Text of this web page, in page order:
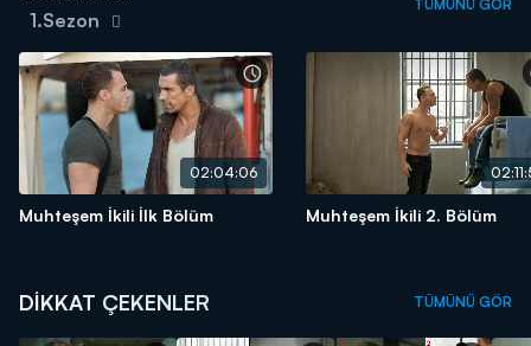
1.Sezon
TÜMÜNÜ GÖR
02:04:06
Muhteşem İkili İlk Bölüm Muhteşem İkili 2. Bölüm
DİKKAT ÇEKENLER TÜMÜNÜ GÖR